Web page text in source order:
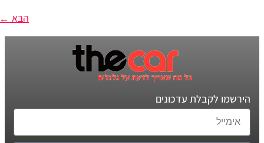
הבא←
הירשמו לקבלת עדכונים